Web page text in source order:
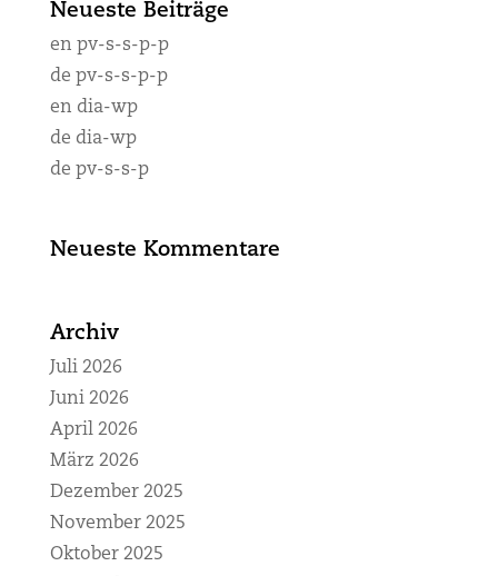
Neueste Beiträge
en pv-s-s-p-p
de pv-s-s-p-p
en dia-wp
de dia-wp
de pv-s-s-p
Neueste Kommentare
Archiv
Juli 2026
Juni 2026
April 2026
März 2026
Dezember 2025
November 2025
Oktober 2025